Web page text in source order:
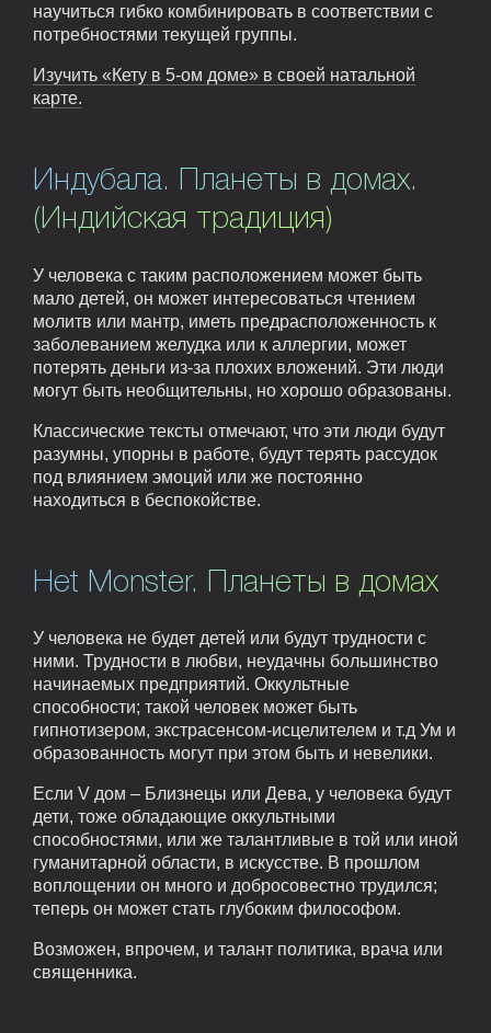
научиться гибко комбинировать в соответствии с
потребностями текущей группы.
Изучить «Кету в 5-ом доме» в своей натальной
карте.
Индубала. Планеты в домах.
(Индийская традиция)
У человека с таким расположением может быть
мало детей, он может интересоваться чтением
молитв или мантр, иметь предрасположенность к
заболеванием желудка или к аллергии, может
потерять деньги из-за плохих вложений. Эти люди
могут быть необщительны, но хорошо образованы.
Классические тексты отмечают, что эти люди будут
разумны, упорны в работе, будут терять рассудок
под влиянием эмоций или же постоянно
находиться в беспокойстве.
Het Monster. Планеты в домах
У человека не будет детей или будут трудности с
ними. Трудности в любви, неудачны большинство
начинаемых предприятий. Оккультные
способности; такой человек может быть
гипнотизером, экстрасенсом-исцелителем и т.д Ум и
образованность могут при этом быть и невелики.
Если V дом – Близнецы или Дева, у человека будут
дети, тоже обладающие оккультными
способностями, или же талантливые в той или иной
гуманитарной области, в искусстве. В прошлом
воплощении он много и добросовестно трудился;
теперь он может стать глубоким философом.
Возможен, впрочем, и талант политика, врача или
священника.